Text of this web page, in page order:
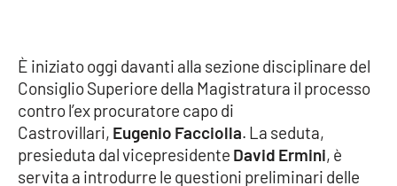
Ambiente
Cronaca
È iniziato oggi davanti alla sezione disciplinare del
Consiglio Superiore della Magistratura il processo
contro l’ex procuratore capo di
Castrovillari, Eugenio Facciolla. La seduta,
presieduta dal vicepresidente David Ermini, è
servita a introdurre le questioni preliminari delle